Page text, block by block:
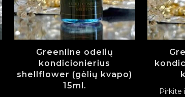
Greenline odelių
kondicionierius
shellflower (gėlių kvapo)
15ml.
Pirkite